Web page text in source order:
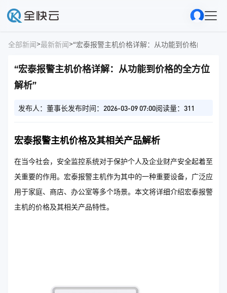
全部新闻>最新新闻>“宏泰报警主机价格详解：从功能到价格的全方位
“宏泰报警主机价格详解：从功能到价格的全方位
解析”
发布人：董事长发布时间：2026-03-09 07:00阅读量：311
宏泰报警主机价格及其相关产品解析
在当今社会，安全监控系统对于保护个人及企业财产安全起着至
关重要的作用。宏泰报警主机作为其中的一种重要设备，广泛应
用于家庭、商店、办公室等多个场景。本文将详细介绍宏泰报警
主机的价格及其相关产品特性。